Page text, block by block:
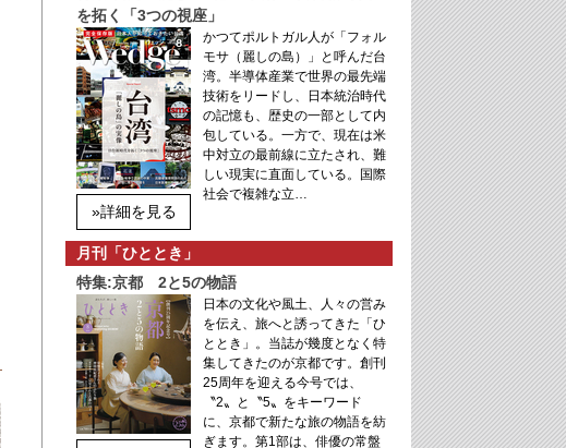
を拓く「3つの視座」
»詳細を見る
かつてポルトガル人が「フォル
モサ（麗しの島）」と呼んだ台
湾。半導体産業で世界の最先端
技術をリードし、日本統治時代
の記憶も、歴史の一部として内
包している。一方で、現在は米
中対立の最前線に立たされ、難
しい現実に直面している。国際
社会で複雑な立…
月刊「ひととき」
特集:京都 2と5の物語
日本の文化や風土、人々の営み
を伝え、旅へと誘ってきた「ひ
ととき」。当誌が幾度となく特
集してきたのが京都です。創刊
25周年を迎える今号では、
〝2〟と〝5〟をキーワード
に、京都で新たな旅の物語を紡
ぎます。第1部は、俳優の常盤